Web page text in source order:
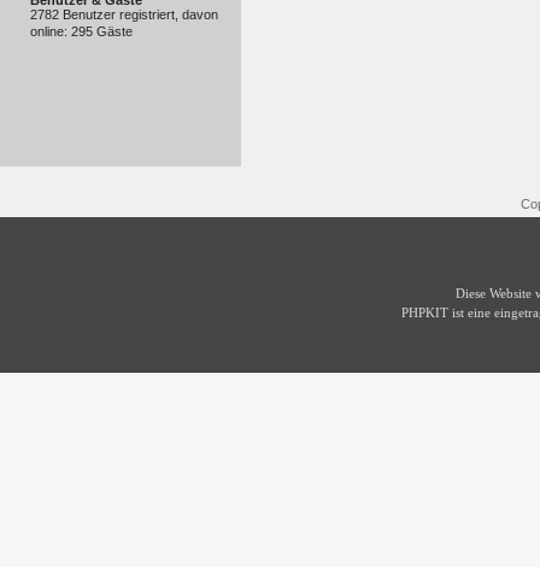
2782 Benutzer registriert, davon
online: 295 Gäste
Diese Website
PHPKIT ist eine